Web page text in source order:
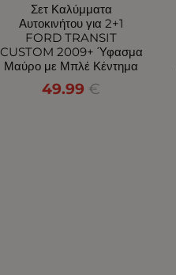
Σετ Καλύμματα
Αυτοκινήτου για 2+1
FORD TRANSIT
CUSTOM 2009+ Ύφασμα
Μαύρο με Μπλέ Κέντημα
49.99 €